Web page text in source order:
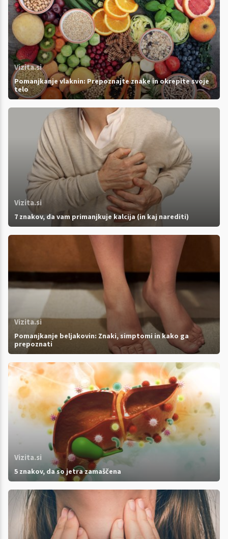
Vizita.si
Pomanjkanje vlaknin: Prepoznajte znake in okrepite svoje
telo
Vizita.si
7 znakov, da vam primanjkuje kalcija (in kaj narediti)
Vizita.si
Pomanjkanje beljakovin: Znaki, simptomi in kako ga
prepoznati
Vizita.si
5 znakov, da so jetra zamaščena